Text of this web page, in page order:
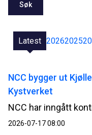
Søk
Latest 20262025
NCC bygger ut
Kystverket
2026-07-17 08:00